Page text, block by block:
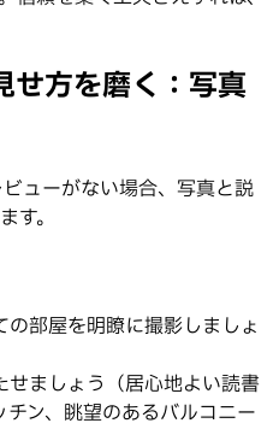
せ方を磨く：写真
ューがない場合、写真と説
す。
部屋を明瞭に撮影しましょ
ましょう（居心地よい読書
ン、眺望のあるバルコニー